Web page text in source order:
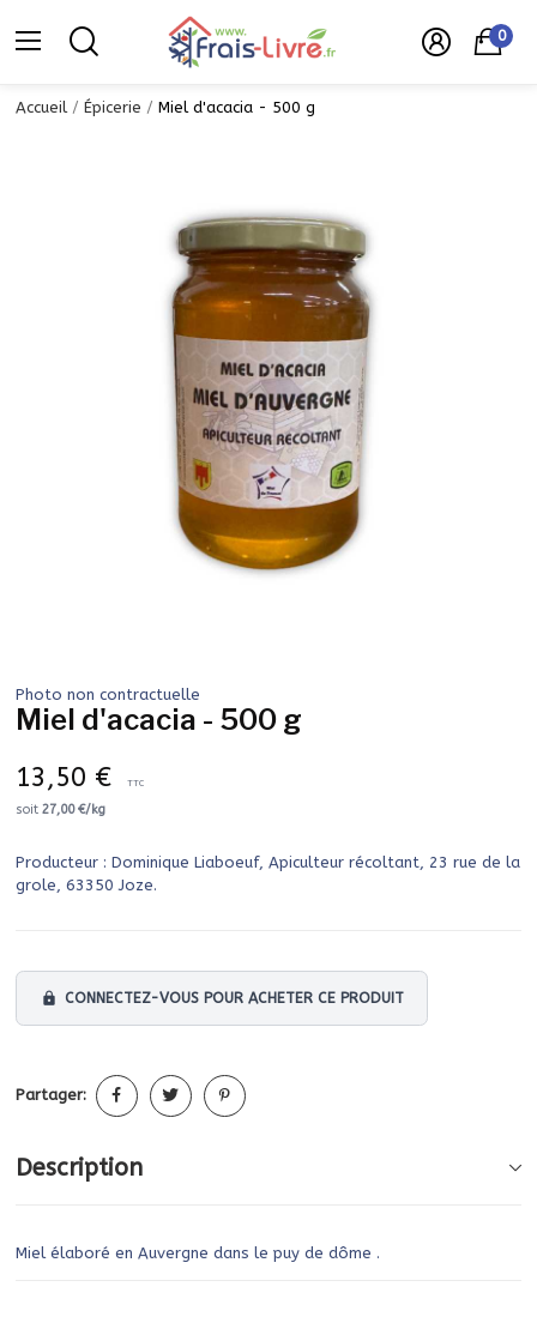
0
Accueil Épicerie Miel d'acacia - 500 g
Photo non contractuelle
Miel d'acacia - 500 g
13,50 € TTC
soit 27,00 €/kg
Producteur : Dominique Liaboeuf, Apiculteur récoltant, 23 rue de la
grole, 63350 Joze.
lock CONNECTEZ-VOUS POUR ACHETER CE PRODUIT
Partager:
Description
Miel élaboré en Auvergne dans le puy de dôme .